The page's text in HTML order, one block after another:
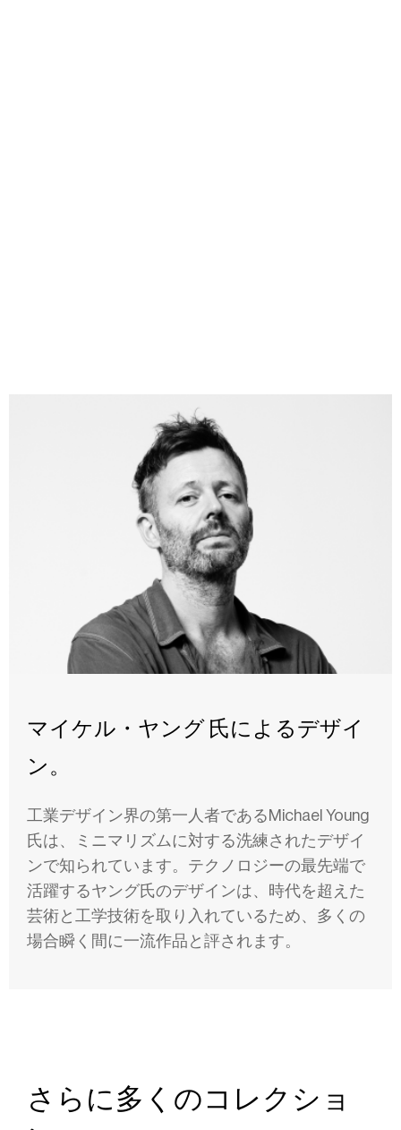
マイケル・ヤング 氏によるデザイ
ン。
工業デザイン界の第一人者であるMichael Young
氏は、ミニマリズムに対する洗練されたデザイ
ンで知られています。テクノロジーの最先端で
活躍するヤング氏のデザインは、時代を超えた
芸術と工学技術を取り入れているため、多くの
場合瞬く間に一流作品と評されます。
さらに多くのコレクショ